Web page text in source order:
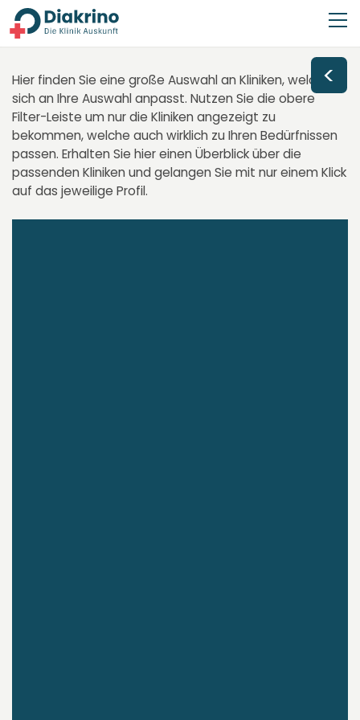
<
Hier finden Sie eine große Auswahl an Kliniken, welche
sich an Ihre Auswahl anpasst. Nutzen Sie die obere
Filter-Leiste um nur die Kliniken angezeigt zu
bekommen, welche auch wirklich zu Ihren Bedürfnissen
passen. Erhalten Sie hier einen Überblick über die
passenden Kliniken und gelangen Sie mit nur einem Klick
auf das jeweilige Profil.